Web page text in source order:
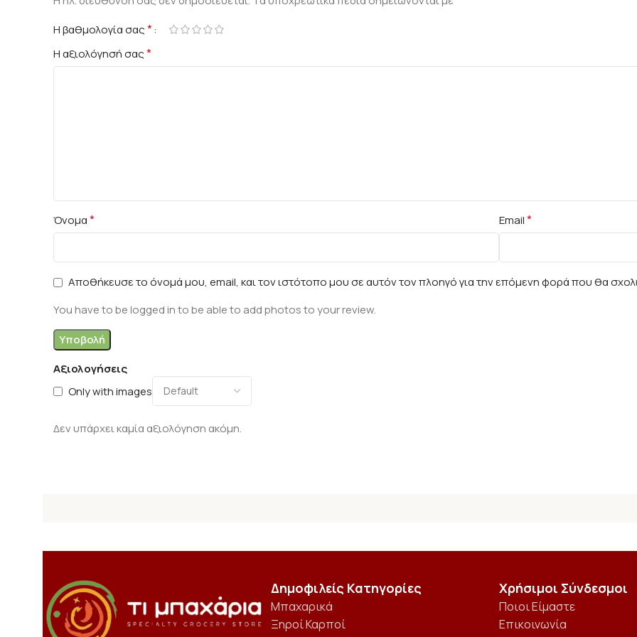
Αξιολογήσεις
Only with images
Δεν υπάρχει καμία αξιολόγηση ακόμη.
Η βαθμολογία σας*
Η αξιολόγησή σας*
Όνομα* Email*
Αποθήκευσε το όνομά μου, email, και τον ιστότοπο μου σε αυτόν τον πλοηγό για την επόμενη φορά που θα
You have to be logged in to be able to add photos to your review.
Δημοφιλείς Κατηγορίες
Μπαχαρικά
Ξηροί Καρποί
Χρήσιμοι Σύνδεσμοι
Ποιοι Είμαστε
Επικοινωνία